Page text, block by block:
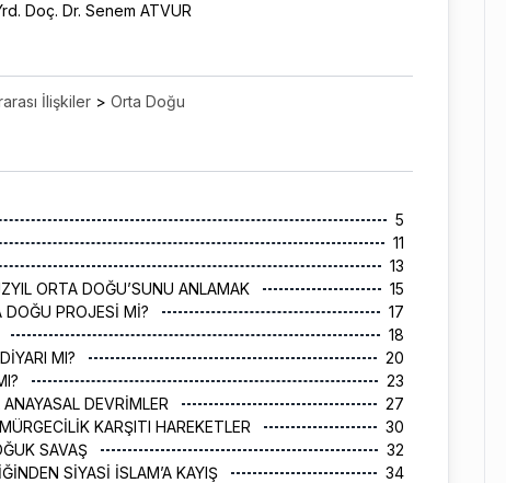
Doç. Dr. Senem ATVUR
İlişkiler > Orta Doğu
5
11
13
ORTA DOĞU’SUNU ANLAMAK
15
DOĞU PROJESİ Mİ?
17
18
MI?
20
23
DEVRİMLER
27
KARŞITI HAREKETLER
30
SAVAŞ
32
SİYASİ İSLAM’A KAYIŞ
34